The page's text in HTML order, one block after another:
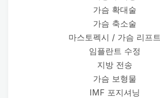
가슴 확대술
가슴 축소술
마스토펙시 / 가슴 리프트
임플란트 수정
지방 전송
가슴 보형물
IMF 포지셔닝